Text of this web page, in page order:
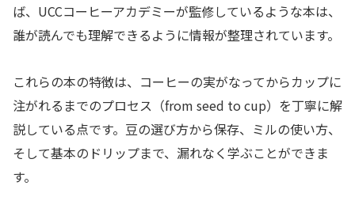
ば、UCCコーヒーアカデミーが監修しているような本は、
誰が読んでも理解できるように情報が整理されています。
これらの本の特徴は、コーヒーの実がなってからカップに
注がれるまでのプロセス（from seed to cup）を丁寧に解
説している点です。豆の選び方から保存、ミルの使い方、
そして基本のドリップまで、漏れなく学ぶことができま
す。